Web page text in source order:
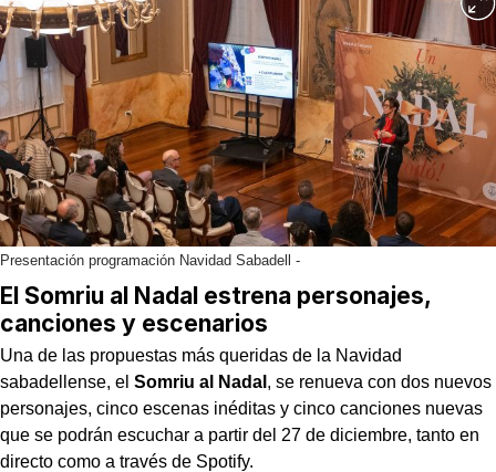
Presentación programación Navidad Sabadell -
El Somriu al Nadal estrena personajes,
canciones y escenarios
Una de las propuestas más queridas de la Navidad
sabadellense, el Somriu al Nadal , se renueva con dos nuevos
personajes, cinco escenas inéditas y cinco canciones nuevas
que se podrán escuchar a partir del 27 de diciembre, tanto en
directo como a través de Spotify.